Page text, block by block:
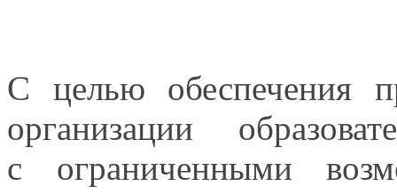
С целью обеспечения
организации
с ограниченными